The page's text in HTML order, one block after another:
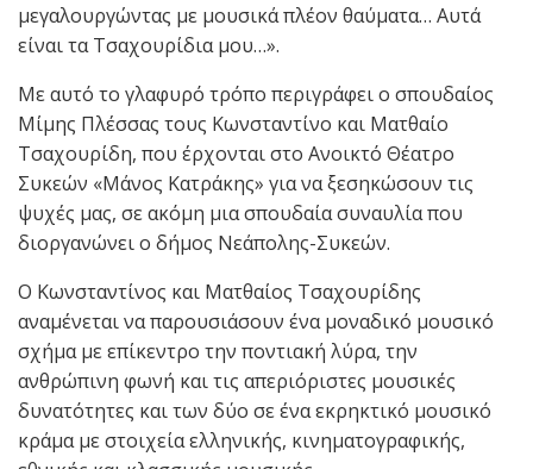
μεγαλουργώντας με μουσικά πλέον θαύματα… Αυτά
είναι τα Τσαχουρίδια μου…».
Με αυτό το γλαφυρό τρόπο περιγράφει ο σπουδαίος
Μίμης Πλέσσας τους Κωνσταντίνο και Ματθαίο
Τσαχουρίδη, που έρχονται στο Ανοικτό Θέατρο
Συκεών «Μάνος Κατράκης» για να ξεσηκώσουν τις
ψυχές μας, σε ακόμη μια σπουδαία συναυλία που
διοργανώνει ο δήμος Νεάπολης-Συκεών.
Ο Κωνσταντίνος και Ματθαίος Τσαχουρίδης
αναμένεται να παρουσιάσουν ένα μοναδικό μουσικό
σχήμα με επίκεντρο την ποντιακή λύρα, την
ανθρώπινη φωνή και τις απεριόριστες μουσικές
δυνατότητες και των δύο σε ένα εκρηκτικό μουσικό
κράμα με στοιχεία ελληνικής, κινηματογραφικής,